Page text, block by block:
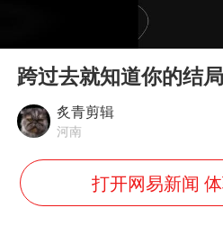
浙江台州
郑丽文：
刘浩存
Play
跨过去就知道你的结
炙青剪辑
河南
打开网易新闻